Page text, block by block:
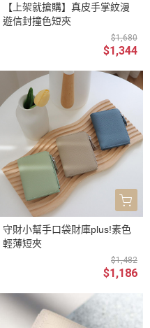
【上架就搶購】真皮手掌紋漫
遊信封撞色短夾
$1,680
$1,344
守財小幫手口袋財庫plus!素色
輕薄短夾
$1,482
$1,186